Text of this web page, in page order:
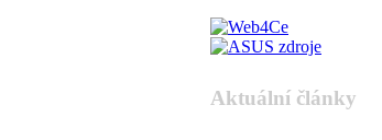
Aktuální články